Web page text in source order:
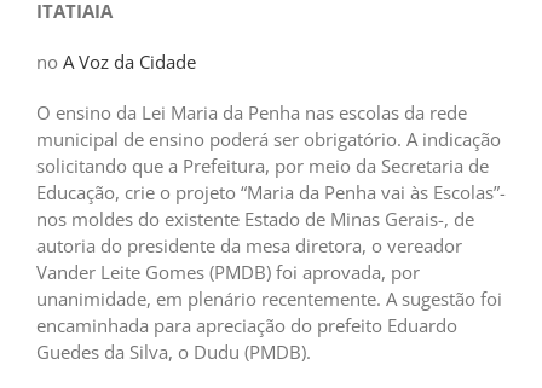
ITATIAIA
no A Voz da Cidade
O ensino da Lei Maria da Penha nas escolas da rede
municipal de ensino poderá ser obrigatório. A indicação
solicitando que a Prefeitura, por meio da Secretaria de
Educação, crie o projeto “Maria da Penha vai às Escolas”-
nos moldes do existente Estado de Minas Gerais-, de
autoria do presidente da mesa diretora, o vereador
Vander Leite Gomes (PMDB) foi aprovada, por
unanimidade, em plenário recentemente. A sugestão foi
encaminhada para apreciação do prefeito Eduardo
Guedes da Silva, o Dudu (PMDB).